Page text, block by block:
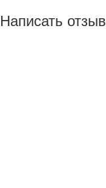
Написать отзыв